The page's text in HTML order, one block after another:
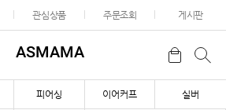
관심상품 주문조회 게시판
ASMAMA
피어싱 이어커프 실버